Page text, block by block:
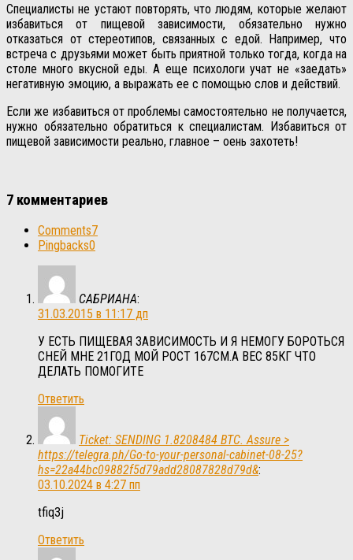
Специалисты не устают повторять, что людям, которые желают
избавиться от пищевой зависимости, обязательно нужно
отказаться от стереотипов, связанных с едой. Например, что
встреча с друзьями может быть приятной только тогда, когда на
столе много вкусной еды. А еще психологи учат не «заедать»
негативную эмоцию, а выражать ее с помощью слов и действий.
Если же избавиться от проблемы самостоятельно не получается,
нужно обязательно обратиться к специалистам. Избавиться от
пищевой зависимости реально, главное – оень захотеть!
7 комментариев
Comments7
Pingbacks0
САБРИАНА:
31.03.2015 в 11:17 дп
У ЕСТЬ ПИЩЕВАЯ ЗАВИСИМОСТЬ И Я НЕМОГУ БОРОТЬСЯ
СНЕЙ МНЕ 21ГОД МОЙ РОСТ 167СМ.А ВЕС 85КГ ЧТО
ДЕЛАТЬ ПОМОГИТЕ
Ответить
Ticket: SENDING 1.8208484 BTC. Assure >
https://telegra.ph/Go-to-your-personal-cabinet-08-25?
hs=22a44bc09882f5d79add28087828d79d&:
03.10.2024 в 4:27 пп
tfiq3j
Ответить